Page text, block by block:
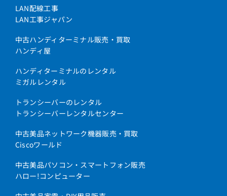
LAN配線工事
LAN工事ジャパン
中古ハンディターミナル販売・買取
ハンディ屋
ハンディターミナルのレンタル
ミガルレンタル
トランシーバーのレンタル
トランシーバーレンタルセンター
中古美品ネットワーク機器販売・買取
Ciscoワールド
中古美品パソコン・スマートフォン販売
ハロー!コンピューター